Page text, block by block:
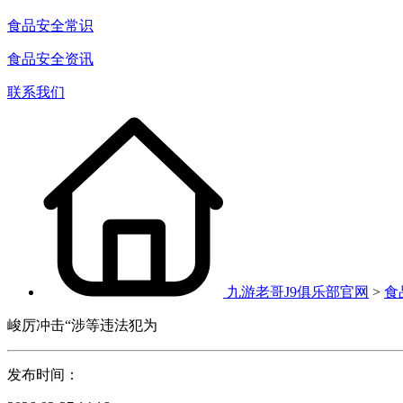
食品安全常识
食品安全资讯
联系我们
九游老哥J9俱乐部官网 > 食
峻厉冲击“涉等违法犯为
发布时间：